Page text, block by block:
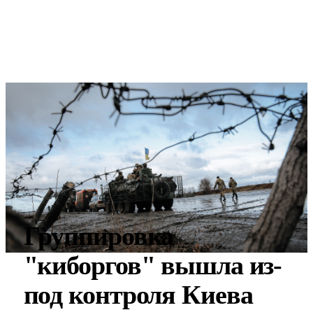
Группировка
"киборгов" вышла из-
под контроля Киева